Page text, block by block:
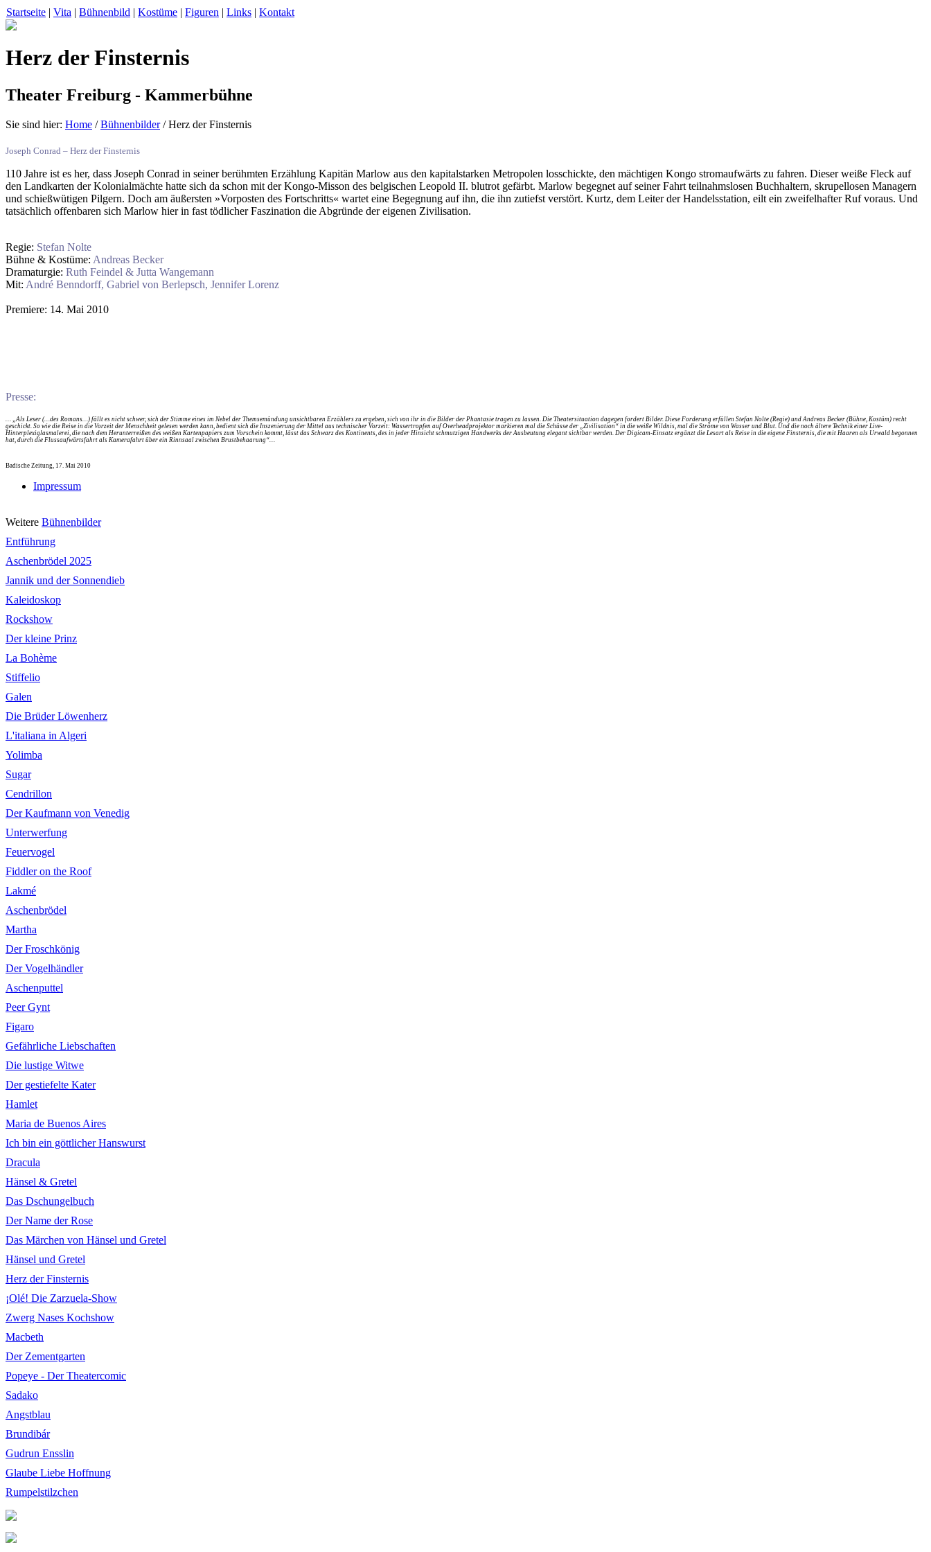
Startseite | Vita | Bühnenbild | Kostüme | Figuren | Links | Kontakt
Herz der Finsternis
Theater Freiburg - Kammerbühne
Sie sind hier: Home /Bühnenbilder/ Herz der Finsternis
Joseph Conrad – Herz der Finsternis
110 Jahre ist es her, dass Joseph Conrad in seiner berühmten Erzählung Kapitän Marlow aus den kapitalstarken Metropolen losschickte, den mächtigen Kongo stromaufwärts zu fahren. Dieser weiße Fleck auf
den Landkarten der Kolonialmächte hatte sich da schon mit der Kongo-Misson des belgischen Leopold II. blutrot gefärbt. Marlow begegnet auf seiner Fahrt teilnahmslosen Buchhaltern, skrupellosen Managern
und schießwütigen Pilgern. Doch am äußersten »Vorposten des Fortschritts« wartet eine Begegnung auf ihn, die ihn zutiefst verstört. Kurtz, dem Leiter der Handelsstation, eilt ein zweifelhafter Ruf voraus. Und
tatsächlich offenbaren sich Marlow hier in fast tödlicher Faszination die Abgründe der eigenen Zivilisation.
Regie: Stefan Nolte
Bühne & Kostüme: Andreas Becker
Dramaturgie: Ruth Feindel & Jutta Wangemann
Mit: André Benndorff, Gabriel von Berlepsch, Jennifer Lorenz
Premiere: 14. Mai 2010
Presse:
… „Als Leser (…des Romans…) fällt es nicht schwer, sich der Stimme eines im Nebel der Themsemündung unsichtbaren Erzählers zu ergeben, sich von ihr in die Bilder der Phantasie tragen zu lassen. Die Theatersituation dagegen fordert Bilder. Diese Forderung erfüllen Stefan Nolte (Regie) und Andreas Becker (Bühne, Kostüm) recht
geschickt. So wie die Reise in die Vorzeit der Menschheit gelesen werden kann, bedient sich die Inszenierung der Mittel aus technischer Vorzeit: Wassertropfen auf Overheadprojektor markieren mal die Schüsse der „Zivilisation“ in die weiße Wildnis, mal die Ströme von Wasser und Blut. Und die noch ältere Technik einer Live-
Hinterplexiglasmalerei, die nach dem Herunterreißen des weißen Kartenpapiers zum Vorschein kommt, lässt das Schwarz des Kontinents, des in jeder Hinsicht schmutzigen Handwerks der Ausbeutung elegant sichtbar werden. Der Digicam-Einsatz ergänzt die Lesart als Reise in die eigene Finsternis, die mit Haaren als Urwald begonnen
hat, durch die Flussaufwärtsfahrt als Kamerafahrt über ein Rinnsaal zwischen Brustbehaarung“…
Badische Zeitung, 17. Mai 2010
Impressum
Weitere Bühnenbilder
Entführung
Aschenbrödel 2025
Jannik und der Sonnendieb
Kaleidoskop
Rockshow
Der kleine Prinz
La Bohème
Stiffelio
Galen
Die Brüder Löwenherz
L'italiana in Algeri
Yolimba
Sugar
Cendrillon
Der Kaufmann von Venedig
Unterwerfung
Feuervogel
Fiddler on the Roof
Lakmé
Aschenbrödel
Martha
Der Froschkönig
Der Vogelhändler
Aschenputtel
Peer Gynt
Figaro
Gefährliche Liebschaften
Die lustige Witwe
Der gestiefelte Kater
Hamlet
Maria de Buenos Aires
Ich bin ein göttlicher Hanswurst
Dracula
Hänsel & Gretel
Das Dschungelbuch
Der Name der Rose
Das Märchen von Hänsel und Gretel
Hänsel und Gretel
Herz der Finsternis
¡Olé! Die Zarzuela-Show
Zwerg Nases Kochshow
Macbeth
Der Zementgarten
Popeye - Der Theatercomic
Sadako
Angstblau
Brundibár
Gudrun Ensslin
Glaube Liebe Hoffnung
Rumpelstilzchen